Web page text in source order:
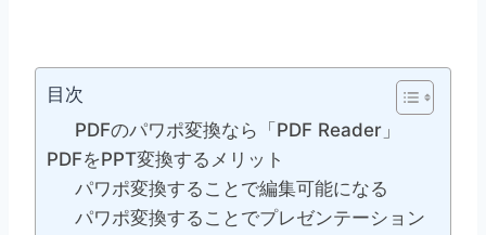
目次
PDFのパワポ変換なら「PDF Reader」
PDFをPPT変換するメリット
パワポ変換することで編集可能になる
パワポ変換することでプレゼンテーション